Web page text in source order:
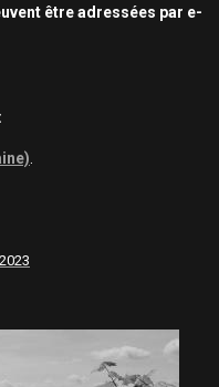
être adressées par e-